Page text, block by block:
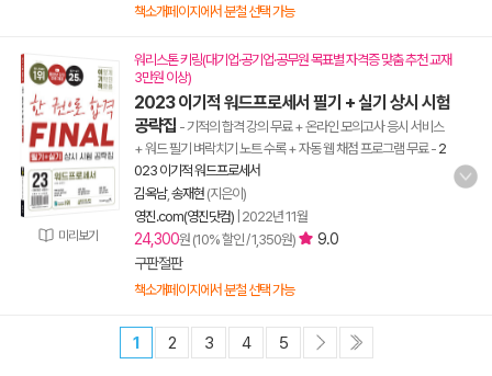
책소개페이지에서 분철 선택 가능
미리보기
워리스톤 키링(대기업·공기업·공무원 목표별 자격증 맞춤 추천 교재
3만원 이상)
2023 이기적 워드프로세서 필기 + 실기 상시 시험
공략집 - 기적의 합격 강의 무료 + 온라인 모의고사 응시 서비스
+ 워드 필기 벼락치기 노트 수록 + 자동 웹 채점 프로그램 무료- 2
023 이기적 워드프로세서
김옥남, 송재현 (지은이)
영진.com(영진닷컴) 2022년 11월
24,300원 (10% 할인 / 1,350원)
9.0
구판절판
책소개페이지에서 분철 선택 가능
1 2 3 4 5